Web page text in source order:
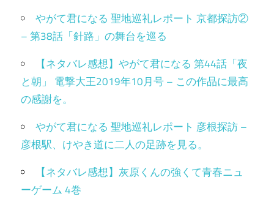
やがて君になる 聖地巡礼レポート 京都探訪②
– 第38話「針路」の舞台を巡る
【ネタバレ感想】やがて君になる 第44話「夜
と朝」 電撃大王2019年10月号 – この作品に最高
の感謝を。
やがて君になる 聖地巡礼レポート 彦根探訪 –
彦根駅、けやき道に二人の足跡を見る。
【ネタバレ感想】灰原くんの強くて青春ニュ
ーゲーム 4巻